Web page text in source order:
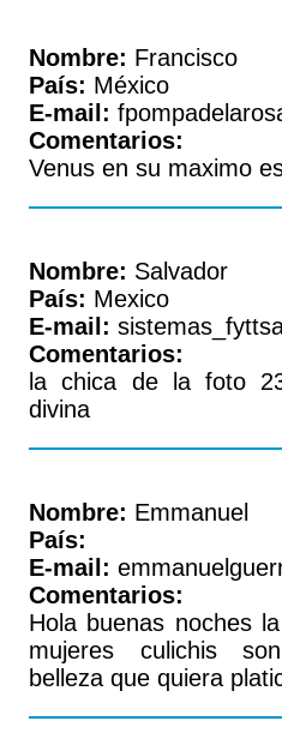
Nombre: Francisco
País: México
E-mail:
Comentarios:
Venus en su maximo
Nombre: Salvador
País: Mexico
E-mail:
Comentarios:
la chica de la foto
divina
Nombre: Emmanuel
País:
E-mail:
Comentarios:
Hola buenas noches
mujeres culichis
belleza que quiera